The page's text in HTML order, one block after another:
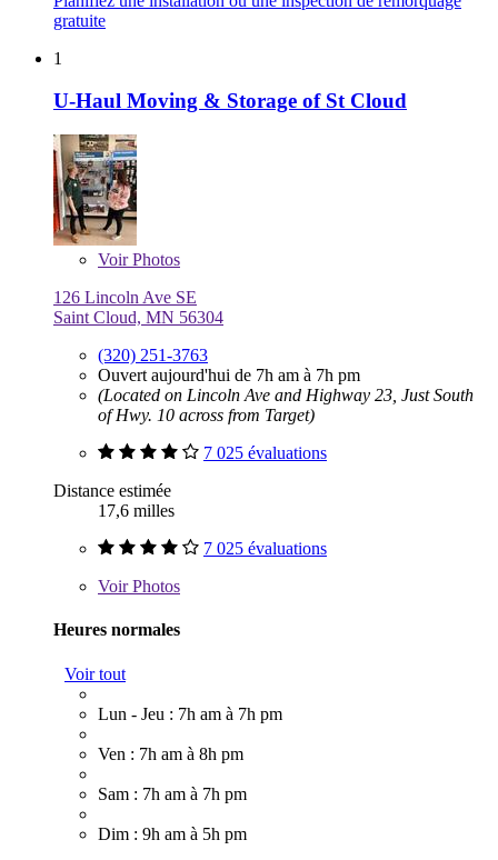
gratuite
1
U-Haul Moving & Storage of St Cloud
VoirPhotos
126 Lincoln Ave SE
Saint Cloud, MN 56304
(320) 251-3763
Ouvert aujourd'hui de 7h am à 7h pm
(Located on Lincoln Ave and Highway 23, Just South
of Hwy. 10 across from Target)
7 025 évaluations
Distance estimée
17,6 milles
7 025 évaluations
VoirPhotos
Heures normales
Voir tout
Lun - Jeu : 7h am à 7h pm
Ven : 7h am à 8h pm
Sam : 7h am à 7h pm
Dim : 9h am à 5h pm